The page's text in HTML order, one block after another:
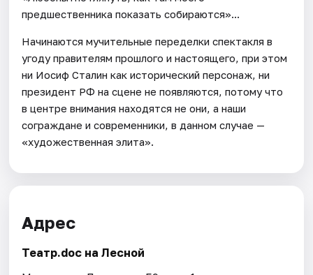
предшественника показать собираются»...
Начинаются мучительные переделки спектакля в
угоду правителям прошлого и настоящего, при этом
ни Иосиф Сталин как исторический персонаж, ни
президент РФ на сцене не появляются, потому что
в центре внимания находятся не они, а наши
сограждане и современники, в данном случае —
«художественная элита».
Адрес
Театр.doc на Лесной